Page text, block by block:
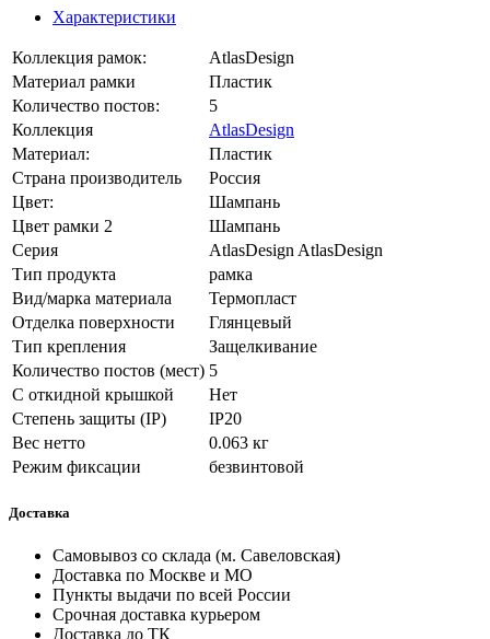
Характеристики
Коллекция рамок:
AtlasDesign
Материал рамки
Пластик
Количество постов:
5
Коллекция
AtlasDesign
Материал:
Пластик
Страна производитель
Россия
Цвет:
Шампань
Цвет рамки 2
Шампань
Серия
AtlasDesign AtlasDesign
Тип продукта
рамка
Вид/марка материала
Термопласт
Отделка поверхности
Глянцевый
Тип крепления
Защелкивание
Количество постов (мест) 5
С откидной крышкой
Нет
Степень защиты (IP)
IP20
Вес нетто
0.063 кг
Режим фиксации
безвинтовой
Доставка
Самовывоз со склада (м. Савеловская)
Доставка по Москве и МО
Пункты выдачи по всей России
Срочная доставка курьером
Доставка до ТК